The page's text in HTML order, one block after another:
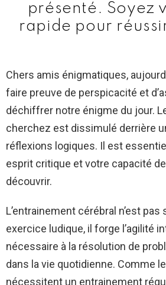
présenté. Soyez
rapide pour
Chers amis énigmatiques,
faire preuve de perspicacité et
déchiffrer notre énigme du jour.
cherchez est dissimulé derrière
réflexions logiques. Il est
esprit critique et votre capacité
découvrir.
L’entrainement cérébral n’est
exercice ludique, il forge l’agilité
nécessaire à la résolution de
dans la vie quotidienne. Comme
nécessitent un entrainement